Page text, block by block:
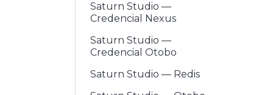
Saturn Studio —
Credencial Nexus
Saturn Studio —
Credencial Otobo
Saturn Studio — Redis